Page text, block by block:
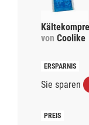
von Coolike
Sie sparen